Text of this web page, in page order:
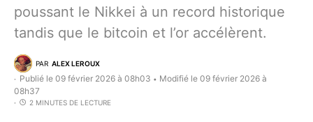
poussant le Nikkei à un record historique
tandis que le bitcoin et l’or accélèrent.
PAR ALEX LEROUX
Publié le 09 février 2026 à 08h03 • Modifié le 09 février 2026 à
08h37
2 MINUTES DE LECTURE